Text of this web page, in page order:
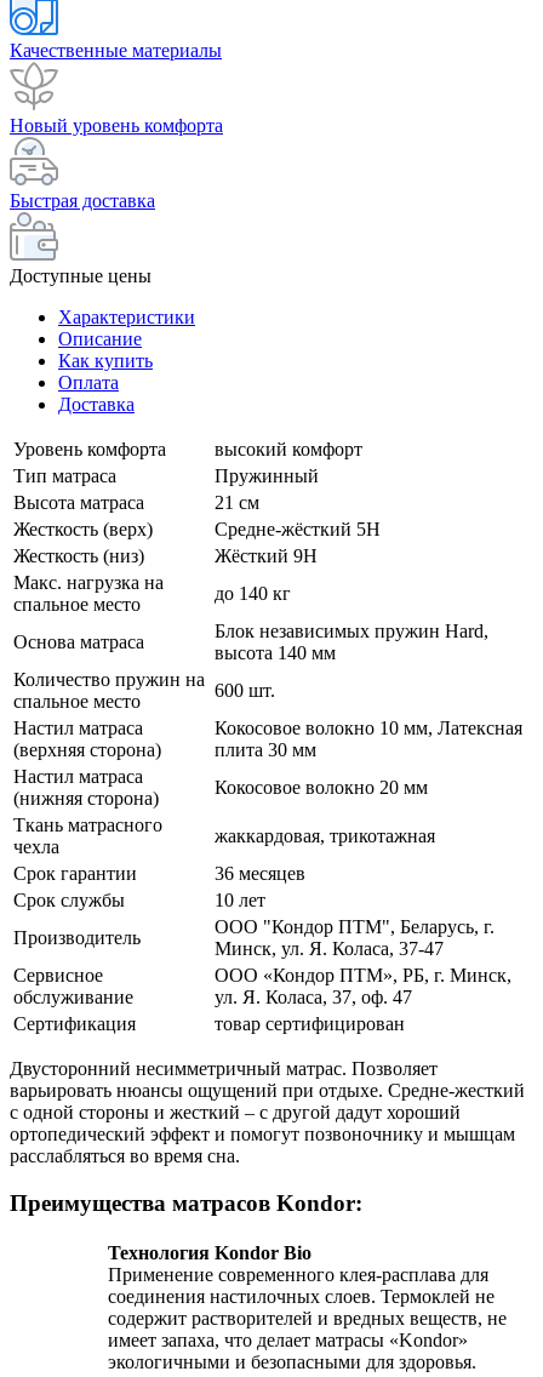
Качественные материалы
Новый уровень комфорта
Быстрая доставка
Доступные цены
Характеристики
Описание
Как купить
Оплата
Доставка
Уровень комфорта
высокий комфорт
Тип матраса
Пружинный
Высота матраса
21 см
Жесткость (верх)
Средне-жёсткий 5H
Жесткость (низ)
Жёсткий 9H
Макс. нагрузка на
спальное место
до 140 кг
Основа матраса
Блок независимых пружин Hard,
высота 140 мм
Количество пружин на
спальное место
600 шт.
Настил матраса
(верхняя сторона)
Кокосовое волокно 10 мм, Латексная
плита 30 мм
Настил матраса
(нижняя сторона)
Кокосовое волокно 20 мм
Ткань матрасного
чехла
жаккардовая, трикотажная
Срок гарантии
36 месяцев
Срок службы
10 лет
Производитель
ООО "Кондор ПТМ", Беларусь, г.
Минск, ул. Я. Коласа, 37-47
Сервисное
обслуживание
ООО «Кондор ПТМ», РБ, г. Минск,
ул. Я. Коласа, 37, оф. 47
Сертификация
товар сертифицирован
Двусторонний несимметричный матрас. Позволяет
варьировать нюансы ощущений при отдыхе. Средне-жесткий
с одной стороны и жесткий – с другой дадут хороший
ортопедический эффект и помогут позвоночнику и мышцам
расслабляться во время сна.
Преимущества матрасов Kondor:
Технология Kondor Bio
Применение современного клея-расплава для
соединения настилочных слоев. Термоклей не
содержит растворителей и вредных веществ, не
имеет запаха, что делает матрасы «Kondor»
экологичными и безопасными для здоровья.